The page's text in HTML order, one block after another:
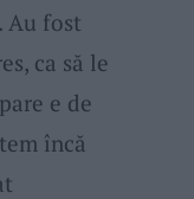
Au fost
ca să le
e de
încă